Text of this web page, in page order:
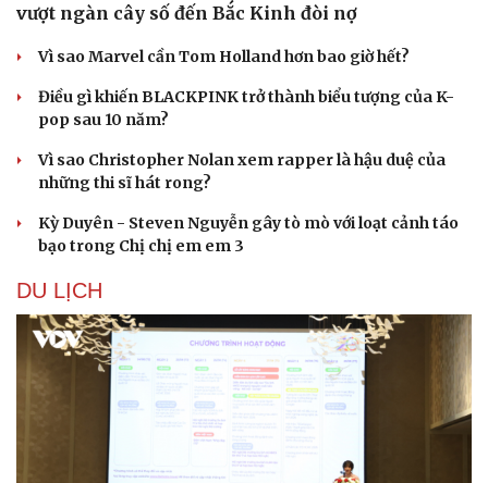
vượt ngàn cây số đến Bắc Kinh đòi nợ
Vì sao Marvel cần Tom Holland hơn bao giờ hết?
Điều gì khiến BLACKPINK trở thành biểu tượng của K-
pop sau 10 năm?
Vì sao Christopher Nolan xem rapper là hậu duệ của
những thi sĩ hát rong?
Kỳ Duyên - Steven Nguyễn gây tò mò với loạt cảnh táo
bạo trong Chị chị em em 3
DU LỊCH